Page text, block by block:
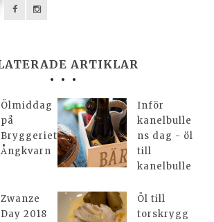
ARTIKLAR
Ölmiddag
på
Bryggeriet
Ångkvarn
Inför
kanelbulle
ns dag - öl
till
kanelbulle
Zwanze
Day 2018
Öl till
torskrygg